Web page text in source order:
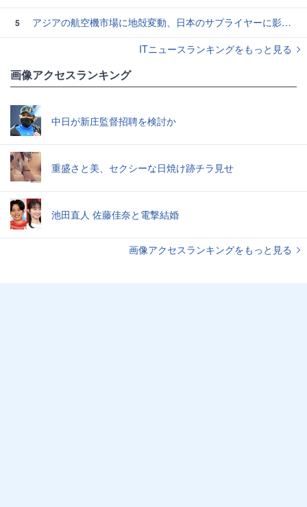
5
アジアの航空機市場に地殻変動、日本のサプライヤーに影響も
ITニュースランキングをもっと見る
画像アクセスランキング
中日が新庄監督招聘を検討か
重盛さと美、セクシーな日焼け跡チラ見せ
池田直人 佐藤佳奈と電撃結婚
画像アクセスランキングをもっと見る